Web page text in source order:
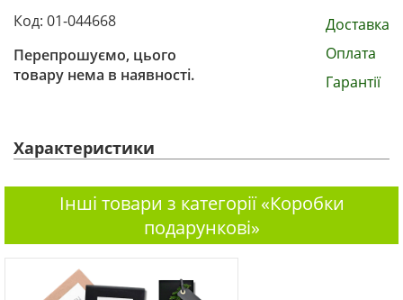
Код: 01-044668
Перепрошуємо, цього
товару нема в наявності.
Доставка
Оплата
Гарантії
Характеристики
Інші товари з категорії «Коробки
подарункові»